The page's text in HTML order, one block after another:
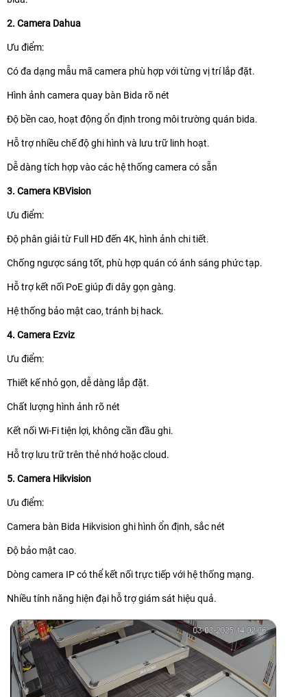
2. Camera Dahua
Ưu điểm:
Có đa dạng mẫu mã camera phù hợp với từng vị trí lắp đặt.
Hình ảnh camera quay bàn Bida rõ nét
Độ bền cao, hoạt động ổn định trong môi trường quán bida.
Hỗ trợ nhiều chế độ ghi hình và lưu trữ linh hoạt.
Dễ dàng tích hợp vào các hệ thống camera có sẵn
3. Camera KBVision
Ưu điểm:
Độ phân giải từ Full HD đến 4K, hình ảnh chi tiết.
Chống ngược sáng tốt, phù hợp quán có ánh sáng phức tạp.
Hỗ trợ kết nối PoE giúp đi dây gọn gàng.
Hệ thống bảo mật cao, tránh bị hack.
4. Camera Ezviz
Ưu điểm:
Thiết kế nhỏ gọn, dễ dàng lắp đặt.
Chất lượng hình ảnh rõ nét
Kết nối Wi-Fi tiện lợi, không cần đầu ghi.
Hỗ trợ lưu trữ trên thẻ nhớ hoặc cloud.
5. Camera Hikvision
Ưu điểm:
Camera bàn Bida Hikvision ghi hình ổn định, sắc nét
Độ bảo mật cao.
Dòng camera IP có thể kết nối trực tiếp với hệ thống mạng.
Nhiều tính năng hiện đại hỗ trợ giám sát hiệu quả.